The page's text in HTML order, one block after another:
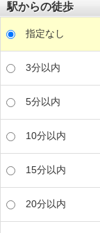
駅からの徒歩
指定なし
3分以内
5分以内
10分以内
15分以内
20分以内